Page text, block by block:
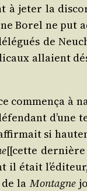
à jeter la
Borel ne put
de
allaient
com­men­ça à
d’une
si
[[cette
il était
de laMon­tagne